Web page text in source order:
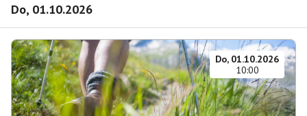
Do, 01.10.2026
Do, 01.10.2026
10:00